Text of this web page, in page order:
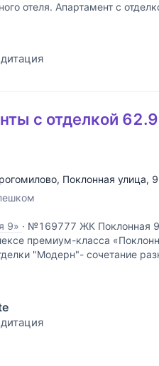
отеля. Апартамент с
с отделкой
, Поклонная улица, 9
9» · №169777 ЖК Поклонная
премиум-класса
"Модерн"- сочетание